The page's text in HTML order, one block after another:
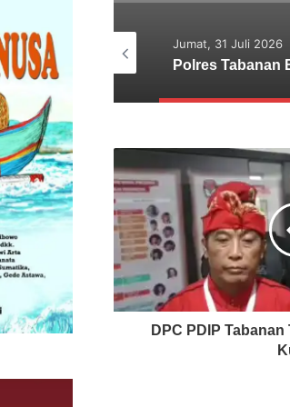
Jumat, 31 Juli 2026 Jumat, 31 Juli
DPC PDIP